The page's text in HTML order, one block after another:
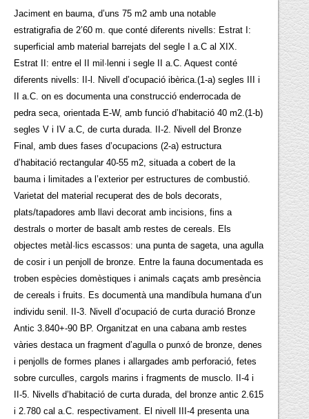
Jaciment en bauma, d’uns 75 m2 amb una notable
estratigrafia de 2’60 m. que conté diferents nivells: Estrat I:
superficial amb material barrejats del segle I a.C al XIX.
Estrat II: entre el II mil·lenni i segle II a.C. Aquest conté
diferents nivells: II-l. Nivell d’ocupació ibèrica.(1-a) segles III i
II a.C. on es documenta una construcció enderrocada de
pedra seca, orientada E-W, amb funció d’habitació 40 m2.(1-b)
segles V i IV a.C, de curta durada. II-2. Nivell del Bronze
Final, amb dues fases d’ocupacions (2-a) estructura
d’habitació rectangular 40-55 m2, situada a cobert de la
bauma i limitades a l’exterior per estructures de combustió.
Varietat del material recuperat des de bols decorats,
plats/tapadores amb llavi decorat amb incisions, fins a
destrals o morter de basalt amb restes de cereals. Els
objectes metàl·lics escassos: una punta de sageta, una agulla
de cosir i un penjoll de bronze. Entre la fauna documentada es
troben espècies domèstiques i animals caçats amb presència
de cereals i fruits. Es documentà una mandíbula humana d’un
individu senil. II-3. Nivell d’ocupació de curta duració Bronze
Antic 3.840+-90 BP. Organitzat en una cabana amb restes
vàries destaca un fragment d’agulla o punxó de bronze, denes
i penjolls de formes planes i allargades amb perforació, fetes
sobre curculles, cargols marins i fragments de musclo. II-4 i
II-5. Nivells d’habitació de curta durada, del bronze antic 2.615
i 2.780 cal a.C. respectivament. El nivell III-4 presenta una